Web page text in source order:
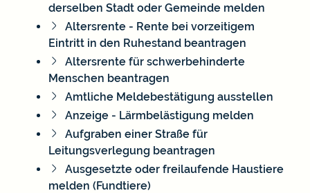
derselben Stadt oder Gemeinde melden
Altersrente - Rente bei vorzeitigem
Eintritt in den Ruhestand beantragen
Altersrente für schwerbehinderte
Menschen beantragen
Amtliche Meldebestätigung ausstellen
Anzeige - Lärmbelästigung melden
Aufgraben einer Straße für
Leitungsverlegung beantragen
Ausgesetzte oder freilaufende Haustiere
melden (Fundtiere)